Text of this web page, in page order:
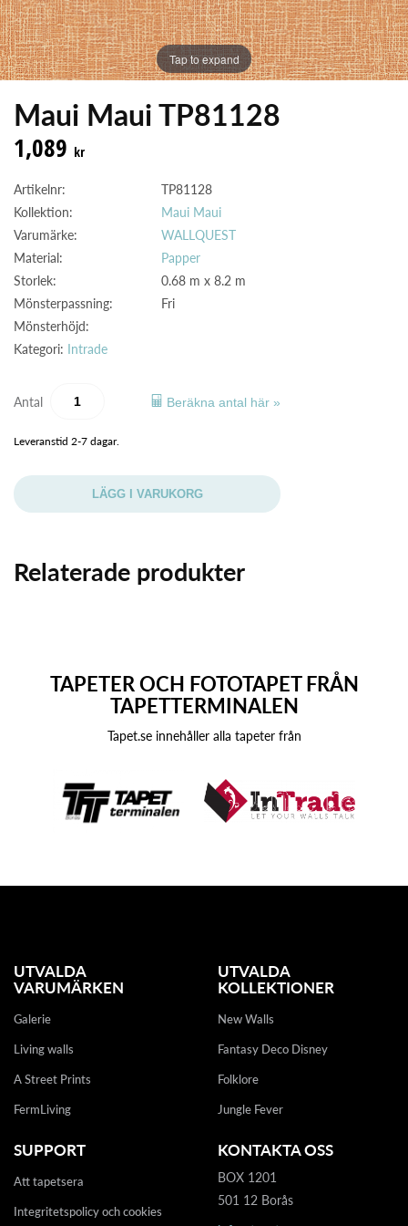
Tap to expand
Maui Maui TP81128
1,089 kr
Artikelnr:
TP81128
Kollektion:
Maui Maui
Varumärke:
WALLQUEST
Material:
Papper
Storlek:
0.68 m x 8.2 m
Mönsterpassning:
Fri
Mönsterhöjd:
Kategori: Intrade
Antal Beräkna antal här »
Leveranstid 2-7 dagar.
LÄGG I VARUKORG
Relaterade produkter
TAPETER OCH FOTOTAPET FRÅN
TAPETTERMINALEN
Tapet.se innehåller alla tapeter från
UTVALDA
VARUMÄRKEN
Galerie
Living walls
A Street Prints
FermLiving
UTVALDA
KOLLEKTIONER
New Walls
Fantasy Deco Disney
Folklore
Jungle Fever
SUPPORT
Att tapetsera
Integritetspolicy och cookies
KONTAKTA OSS
BOX 1201
501 12 Borås